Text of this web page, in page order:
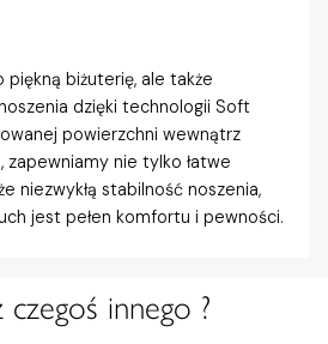
biżuterię, ale także
dzięki technologii Soft
powierzchni wewnątrz
zapewniamy nie tylko łatwe
niezwykłą stabilność noszenia,
jest pełen komfortu i pewności.
czegoś innego ?